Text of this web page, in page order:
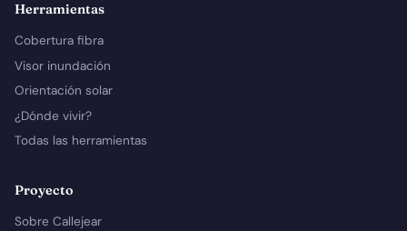
Herramientas
Cobertura fibra
Visor inundación
Orientación solar
¿Dónde vivir?
Todas las herramientas
Proyecto
Sobre Callejear